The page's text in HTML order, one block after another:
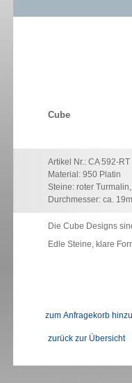
Cube
Artikel Nr.: CA 592-RT
Material: 950 Platin
Steine: roter
Durchmesser: ca.
Die Cube Designs
Edle Steine, klare
zurück zur Übersicht